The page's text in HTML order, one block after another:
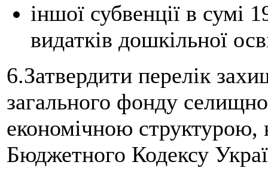
іншої субвенції в сумі
видатків дошкільної
6.Затвердити перелік
загального фонду
економічною структурою,
Бюджетного Кодексу